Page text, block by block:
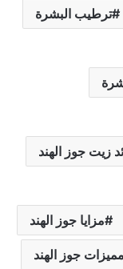
ترطيب البشرة
زيت جوز الهند
مزايا جوز الهند
مميزات جوز الهند